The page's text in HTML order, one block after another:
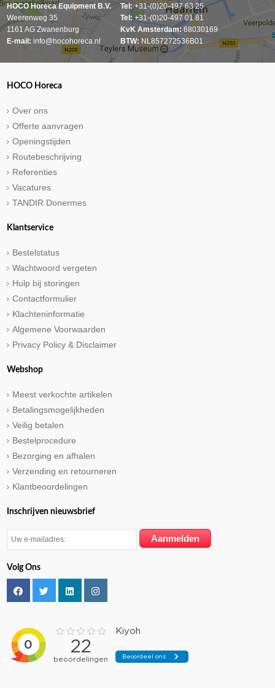
HOCO Horeca Equipment B.V.
Weerenweg 35
1161 AG Zwanenburg
E-mail: info@hocohoreca.nl
Tel: +31-(0)20-497 63 25
Tel:+31-(0)20-497 01 81
KvK Amsterdam: 68030169
BTW: NL857272536B01
HOCO Horeca
Over ons
Offerte aanvragen
Openingstijden
Routebeschrijving
Referenties
Vacatures
TANDIR Donermes
Klantservice
Bestelstatus
Wachtwoord vergeten
Hulp bij storingen
Contactformulier
Klachteninformatie
Algemene Voorwaarden
Privacy Policy & Disclaimer
Webshop
Meest verkochte artikelen
Betalingsmogelijkheden
Veilig betalen
Bestelprocedure
Bezorging en afhalen
Verzending en retourneren
Klantbeoordelingen
Inschrijven nieuwsbrief
Volg Ons